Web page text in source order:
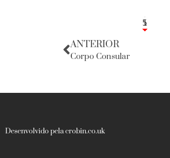
1
5
ANTERIOR
Corpo Consular
Desenvolvido pela crobin.co.uk